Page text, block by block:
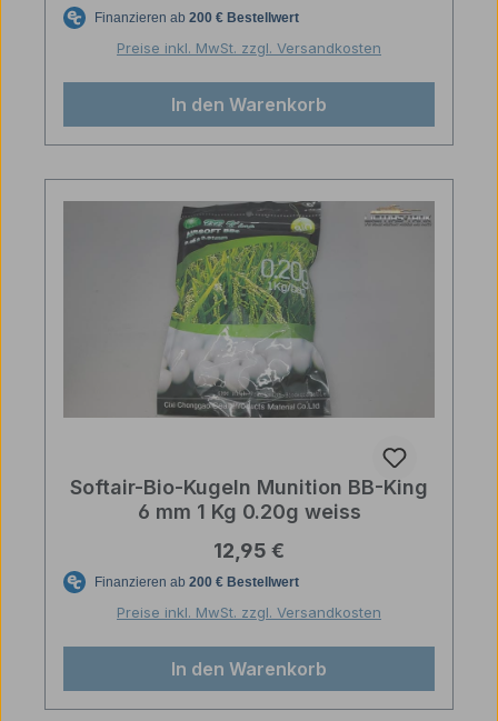
Preise inkl. MwSt. zzgl. Versandkosten
In den Warenkorb
Softair-Bio-Kugeln Munition BB-King
6 mm 1 Kg 0.20g weiss
Regulärer Preis:
12,95 €
Preise inkl. MwSt. zzgl. Versandkosten
In den Warenkorb